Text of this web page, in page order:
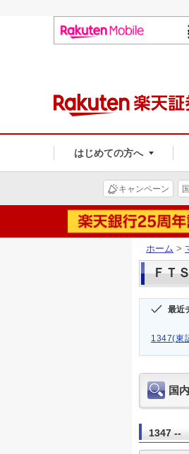
はじめての方へ
キャンペーン
ホーム >
ＦＴ
最近
1347(東